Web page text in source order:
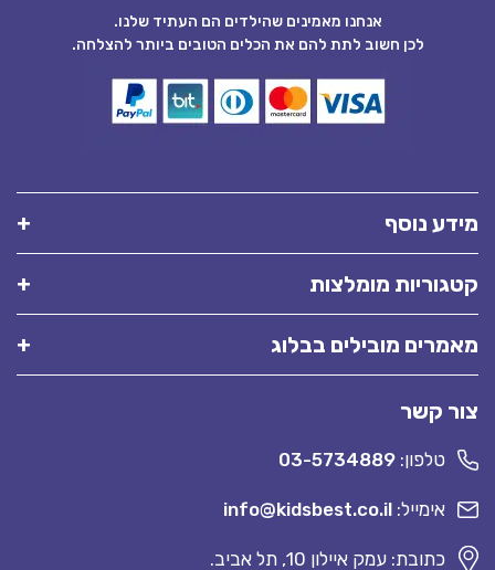
אנחנו מאמינים שהילדים הם העתיד שלנו.
לכן חשוב לתת להם את הכלים הטובים ביותר להצלחה.
מידע נוסף
קטגוריות מומלצות
מאמרים מובילים בבלוג
צור קשר
טלפון: 03-5734889
אימייל: info@kidsbest.co.il
כתובת: עמק איילון 10, תל אביב.